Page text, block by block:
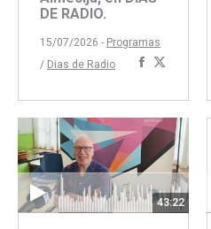
DE RADIO.
15/07/2026 - Programas
/ Dias de Radio
Compartir
Facebook
Twitter
43:22